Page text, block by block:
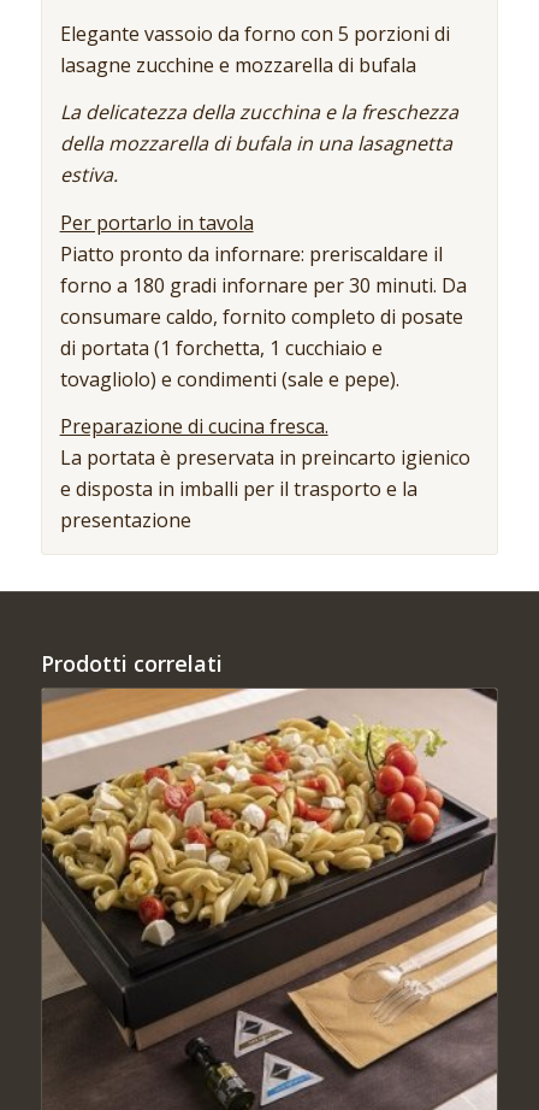
Elegante vassoio da forno con 5 porzioni di
lasagne zucchine e mozzarella di bufala
La delicatezza della zucchina e la freschezza
della mozzarella di bufala in una lasagnetta
estiva.
Per portarlo in tavola
Piatto pronto da infornare: preriscaldare il
forno a 180 gradi infornare per 30 minuti. Da
consumare caldo, fornito completo di posate
di portata (1 forchetta, 1 cucchiaio e
tovagliolo) e condimenti (sale e pepe).
Preparazione di cucina fresca.
La portata è preservata in preincarto igienico
e disposta in imballi per il trasporto e la
presentazione
Prodotti correlati